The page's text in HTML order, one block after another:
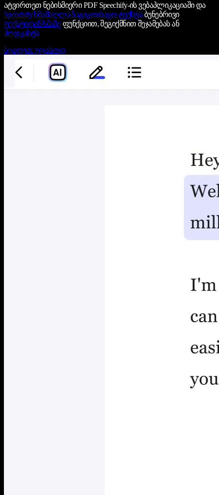
ატვირთეთ ნებისმიერი PDF Speechify-ის ვებაპლიკაციაში და
Speechify ხმამაღლა წაგიკითხავთ ტექსტსბუნებრივი
ტექსტიდან ხმაზეფუნქციით, შეგიქმნით შეჯამებას ან
პოდკასტს
სცადეთ უფასოდ